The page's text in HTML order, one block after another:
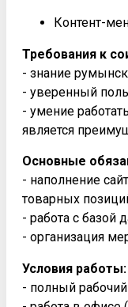
Контент-
Требования к
- знание
- уверенный
- умение
является
Основные
- наполнение
товарных
- работа с базой
- организация
Условия работы:
- полный